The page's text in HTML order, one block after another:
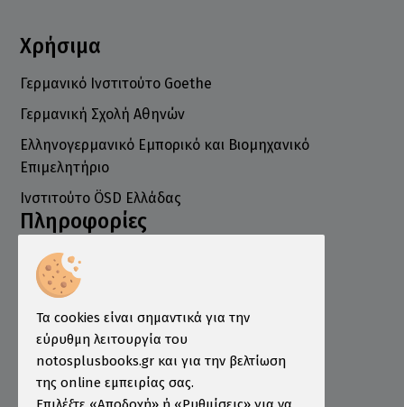
Χρήσιμα
Γερμανικό Ινστιτούτο Goethe
Γερμανική Σχολή Αθηνών
Ελληνογερμανικό Εμπορικό και Βιομηχανικό
Επιμελητήριο
Ινστιτούτο ÖSD Ελλάδας
Πληροφορίες
Τρόποι Παραγγελίας
Τρόποι Πληρωμής
Τρόποι Αποστολής
Εγγύηση - Επιστροφές
Όροι χρήσης
Τα cookies είναι σημαντικά για την
εύρυθμη λειτουργία του
notosplusbooks.gr και για την βελτίωση
της online εμπειρίας σας.